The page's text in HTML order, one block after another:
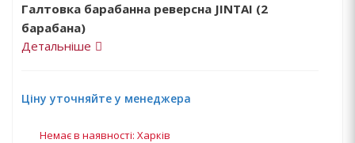
Галтовка барабанна реверсна JINTAI (2
барабана)
Детальніше
Ціну уточняйте у менеджера
Немає в наявності: Харків